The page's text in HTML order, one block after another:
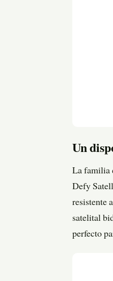
Un
La familia
Defy
resistente
satelital
perfecto